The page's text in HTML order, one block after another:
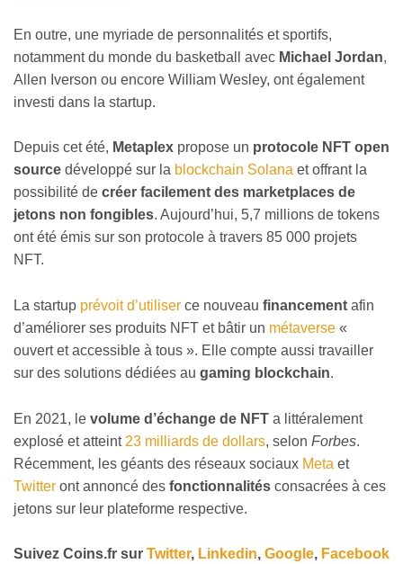
En outre, une myriade de personnalités et sportifs,
notamment du monde du basketball avec Michael Jordan,
Allen Iverson ou encore William Wesley, ont également
investi dans la startup.
Depuis cet été, Metaplex propose un protocole NFT open
source développé sur la blockchain Solana et offrant la
possibilité de créer facilement des marketplaces de
jetons non fongibles. Aujourd’hui, 5,7 millions de tokens
ont été émis sur son protocole à travers 85 000 projets
NFT.
La startup prévoit d’utiliser ce nouveau financement afin
d’améliorer ses produits NFT et bâtir un métaverse «
ouvert et accessible à tous ». Elle compte aussi travailler
sur des solutions dédiées au gaming blockchain.
En 2021, le volume d’échange de NFT a littéralement
explosé et atteint 23 milliards de dollars, selon Forbes.
Récemment, les géants des réseaux sociaux Meta et
Twitter ont annoncé des fonctionnalités consacrées à ces
jetons sur leur plateforme respective.
Suivez Coins.fr sur Twitter, Linkedin, Google, Facebook